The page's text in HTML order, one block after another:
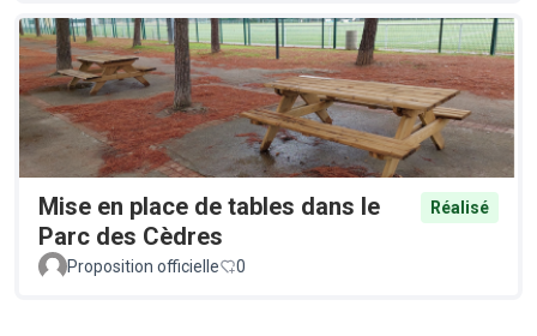
Mise en place de tables dans le
Parc des Cèdres
Réalisé
Proposition officielle 0